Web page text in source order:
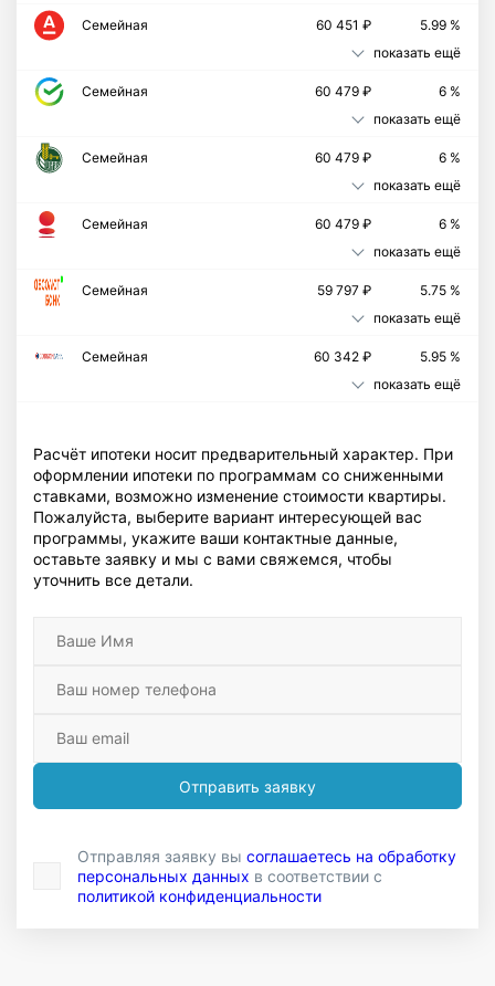
Семейная 60 451 ₽
5.99 %
показать ещё
Семейная 60 479 ₽
6 %
показать ещё
Семейная 60 479 ₽
6 %
показать ещё
Семейная 60 479 ₽
6 %
показать ещё
Cемейная 59 797 ₽
5.75 %
показать ещё
Семейная 60 342 ₽
5.95 %
показать ещё
Расчёт ипотеки носит предварительный характер. При
оформлении ипотеки по программам со сниженными
ставками, возможно изменение стоимости квартиры.
Пожалуйста, выберите вариант интересующей вас
программы, укажите ваши контактные данные,
оставьте заявку и мы с вами свяжемся, чтобы
уточнить все детали.
Отправить заявку
Отправляя заявку вы соглашаетесь на обработку
персональных данных в соответствии с
политикой конфиденциальности